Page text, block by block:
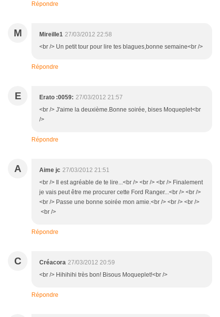
Répondre
M Mireille1 27/03/2012 22:58
<br /> Un petit tour pour lire tes blagues,bonne semaine<br />
Répondre
E Erato :0059: 27/03/2012 21:57
<br /> J'aime la deuxième.Bonne soirée, bises Moqueplet<br
/>
Répondre
A Aime jc 27/03/2012 21:51
<br /> Il est agréable de te lire...<br /> <br /> <br /> Finalement
je vais peut être me procurer cette Ford Ranger...<br /> <br />
<br /> Passe une bonne soirée mon amie.<br /> <br /> <br />
<br />
Répondre
C Créacora 27/03/2012 20:59
<br /> Hihihihi très bon! Bisous Moqueplet!<br />
Répondre